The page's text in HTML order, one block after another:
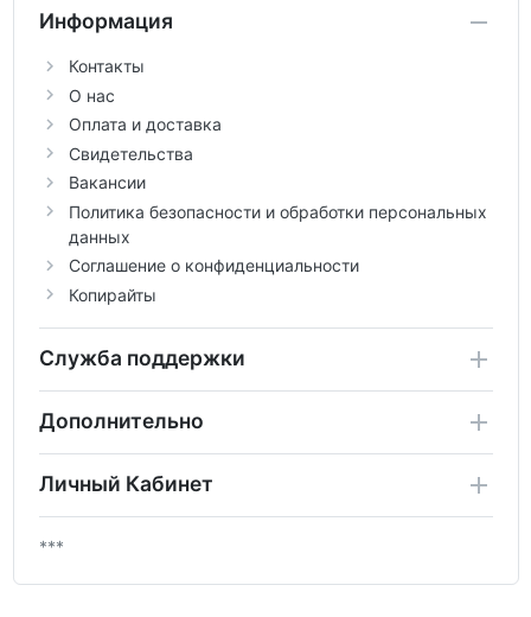
Информация
Контакты
О нас
Оплата и доставка
Свидетельства
Вакансии
Политика безопасности и обработки персональных
данных
Соглашение о конфиденциальности
Копирайты
Служба поддержки
Дополнительно
Личный Кабинет
***